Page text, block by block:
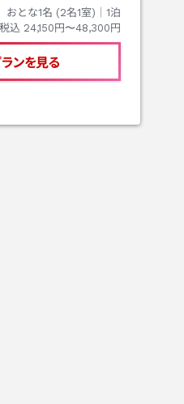
おとな1名 (2名1室)｜ 1泊
税込 24,150円〜48,300円
ンを見る